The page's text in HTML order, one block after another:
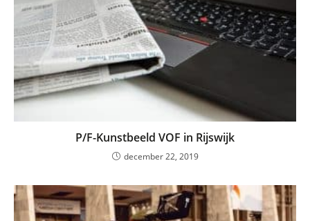
P/F-Kunstbeeld VOF in Rijswijk
december 22, 2019